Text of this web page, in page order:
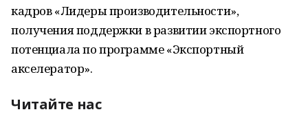
кадров «Лидеры производительности»,
получения поддержки в развитии экспортного
потенциала по программе «Экспортный
акселератор».
Читайте нас